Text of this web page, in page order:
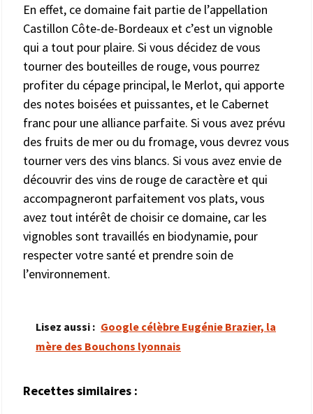
En effet, ce domaine fait partie de l’appellation
Castillon Côte-de-Bordeaux et c’est un vignoble
qui a tout pour plaire. Si vous décidez de vous
tourner des bouteilles de rouge, vous pourrez
profiter du cépage principal, le Merlot, qui apporte
des notes boisées et puissantes, et le Cabernet
franc pour une alliance parfaite. Si vous avez prévu
des fruits de mer ou du fromage, vous devrez vous
tourner vers des vins blancs. Si vous avez envie de
découvrir des vins de rouge de caractère et qui
accompagneront parfaitement vos plats, vous
avez tout intérêt de choisir ce domaine, car les
vignobles sont travaillés en biodynamie, pour
respecter votre santé et prendre soin de
l’environnement.
Lisez aussi : Google célèbre Eugénie Brazier, la
mère des Bouchons lyonnais
Recettes similaires :